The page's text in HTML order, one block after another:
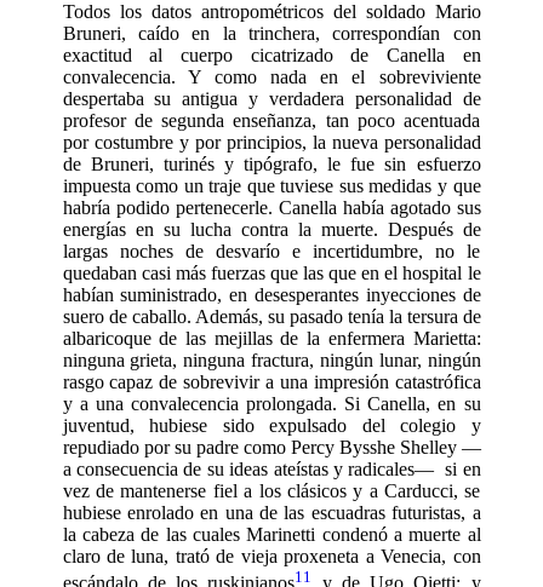
Todos los datos antropométricos del soldado Mario
Bruneri, caído en la trinchera, correspondían con
exactitud al cuerpo ci­catrizado de Canella en
convalecencia. Y como nada en el sobreviviente
desperta­ba su antigua y verdadera personalidad de
profesor de segunda enseñanza, tan poco acentuada
por costumbre y por principios, la nueva personalidad
de Bruneri, turinés y tipógrafo, le fue sin esfuerzo
impuesta como un traje que tuviese sus medidas y que
habría podido pertenecerle. Canella había agotado sus
energías en su lucha contra la muerte. Después de
largas noches de desvarío e incertidumbre, no le
quedaban casi más fuerzas que las que en el hospital le
habían suministrado, en desesperantes inyecciones de
suero de caballo. Además, su pasado tenía la tersura de
albaricoque de las mejillas de la enfermera Marietta:
ninguna grieta, ninguna fractura, ningún lunar, ningún
rasgo capaz de sobrevivir a una impresión catastrófica
y a una convalecencia prolongada. Si Canella, en su
juventud, hubiese sido expulsado del colegio y
repudiado por su padre como Percy Bysshe Shelley —
a consecuencia de su ideas ateístas y radicales— si en
vez de mantenerse fiel a los clásicos y a Carducci, se
hubiese enrolado en una de las escuadras futuristas, a
la cabeza de las cuales Marinetti condenó a muerte al
claro de luna, trató de vieja proxeneta a Venecia, con
11